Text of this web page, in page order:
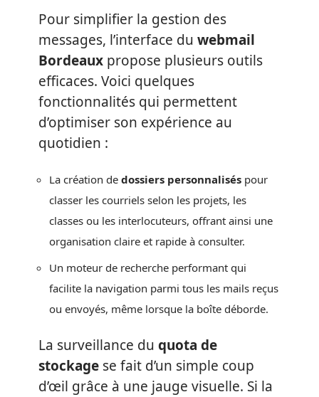
Pour simplifier la gestion des
messages, l’interface du webmail
Bordeaux propose plusieurs outils
efficaces. Voici quelques
fonctionnalités qui permettent
d’optimiser son expérience au
quotidien :
La création de dossiers personnalisés pour
classer les courriels selon les projets, les
classes ou les interlocuteurs, offrant ainsi une
organisation claire et rapide à consulter.
Un moteur de recherche performant qui
facilite la navigation parmi tous les mails reçus
ou envoyés, même lorsque la boîte déborde.
La surveillance du quota de
stockage se fait d’un simple coup
d’œil grâce à une jauge visuelle. Si la